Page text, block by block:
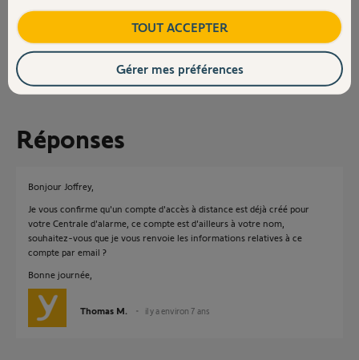
Participer au fil de discussion
Réponses
Bonjour Joffrey,
Je vous confirme qu'un compte d'accès à distance est déjà créé pour
votre Centrale d'alarme, ce compte est d'ailleurs à votre nom,
souhaitez-vous que je vous renvoie les informations relatives à ce
compte par email ?
Bonne journée,
Thomas M. il y a environ 7 ans
TOUT ACCEPTER
Gérer mes préférences